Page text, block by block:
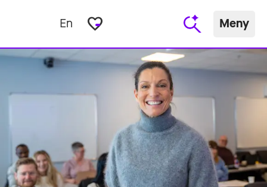
En favorite_border Meny